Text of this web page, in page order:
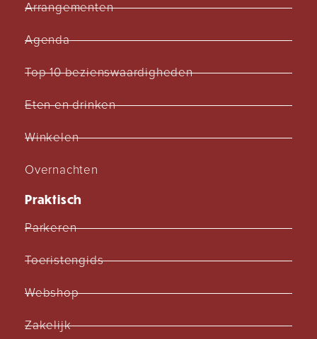
Arrangementen
Agenda
Top 10 bezienswaardigheden
Eten en drinken
Winkelen
Overnachten
Praktisch
Parkeren
Toeristengids
Webshop
Zakelijk